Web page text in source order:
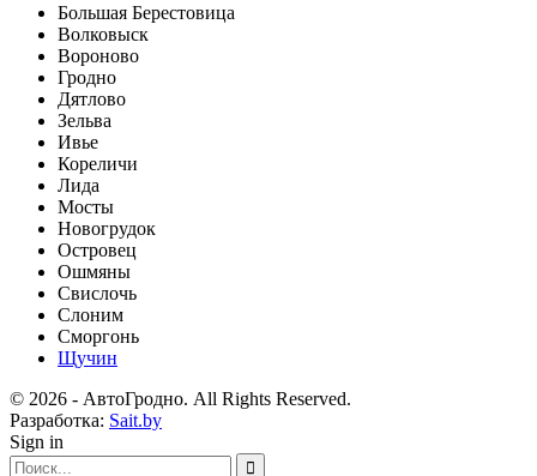
Большая Берестовица
Волковыск
Вороново
Гродно
Дятлово
Зельва
Ивье
Кореличи
Лида
Мосты
Новогрудок
Островец
Ошмяны
Свислочь
Слоним
Сморгонь
Щучин
© 2026 - АвтоГродно. All Rights Reserved.
Разработка: Sait.by
Sign in